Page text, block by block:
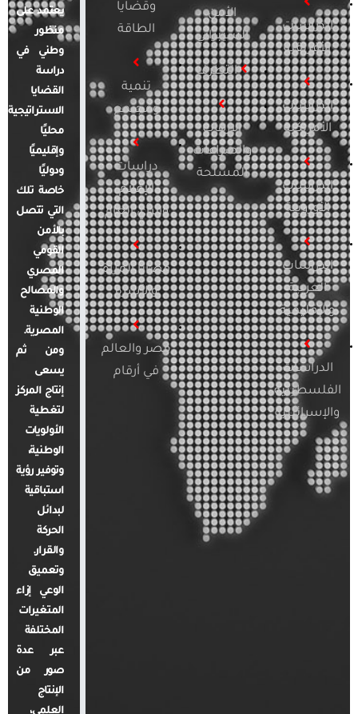
الدراسات
الأفريقية
الدراسات
الأمريكية
الدراسات
الأوروبية
الدراسات
العربية
والإقليمية
الدراسات
الفلسطينية
والإسرائيلية
الأمن
السيبراني
التطرف
الإرهاب
والصراعات
المسلحة
وقضايا
الطاقة
تنمية
ومجتمع
دراسات
الإعلام
والرأي العام
قضايا المرأة
والأسرة
مصر والعالم
في أرقام
يعتمد على
منظور
وطني في
دراسة
القضايا
الاستراتيجية
محليًا
وإقليميًا
ودوليًا
خاصة تلك
التي تتصل
بالأمن
القومي
المصري
والمصالح
الوطنية
المصرية.
ومن ثم
يسعى
إنتاج المركز
لتغطية
الأولويات
الوطنية،
وتوفير رؤية
استباقية
لبدائل
الحركة
والقرار.
وتعميق
الوعي إزاء
المتغيرات
المختلفة
عبر عدة
صور من
الإنتاج
العلمي،